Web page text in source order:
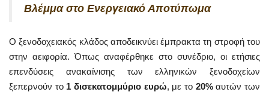
Βλέμμα στο Ενεργειακό Αποτύπωμα
Ο ξενοδοχειακός κλάδος αποδεικνύει έμπρακτα τη στροφή του
στην αειφορία. Όπως αναφέρθηκε στο συνέδριο, οι ετήσιες
επενδύσεις ανακαίνισης των ελληνικών ξενοδοχείων
ξεπερνούν το 1 δισεκατομμύριο ευρώ, με το 20%αυτών των